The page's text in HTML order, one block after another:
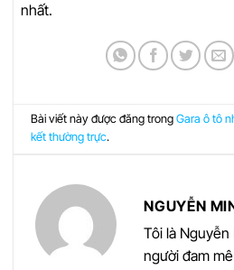
nhất.
Bài viết này được đăng trongGara ô tô
kết thường trực.
NGUYỄN
Tôi là
người đam